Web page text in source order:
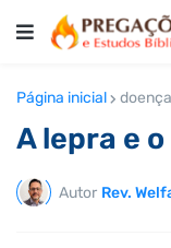
Página inicial doença
A lepra e
Autor Rev.